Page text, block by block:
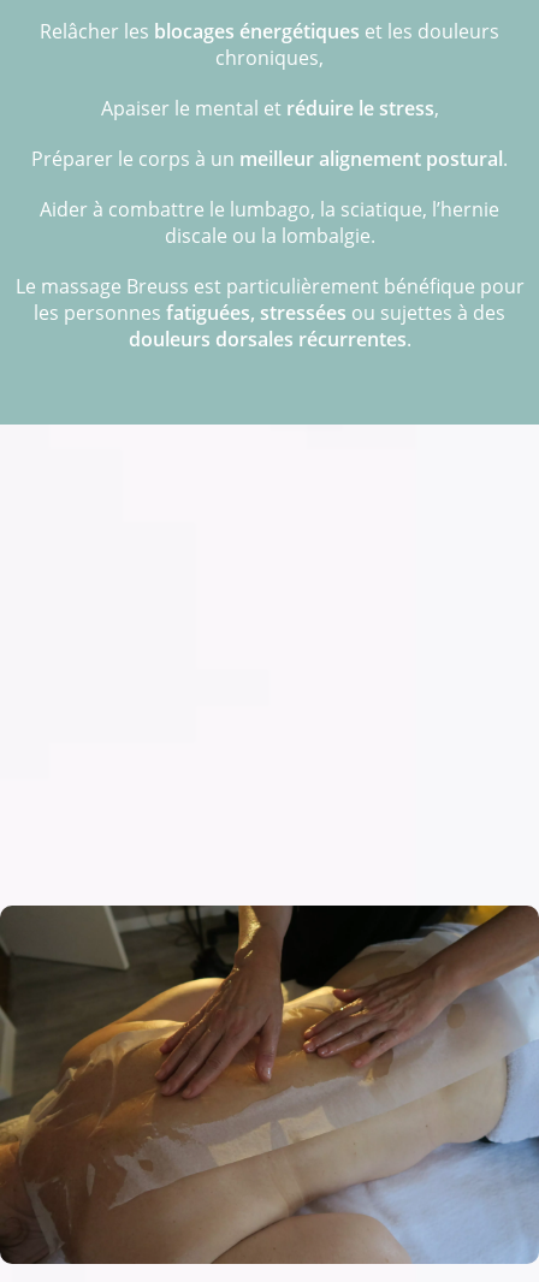
Relâcher les blocages énergétiques et les douleurs
chroniques,
Apaiser le mental et réduire le stress,
Préparer le corps à un meilleur alignement postural.
Aider à combattre le lumbago, la sciatique, l’hernie
discale ou la lombalgie.
Le massage Breuss est particulièrement bénéfique pour
les personnes fatiguées, stressées ou sujettes à des
douleurs dorsales récurrentes.